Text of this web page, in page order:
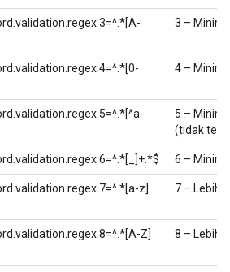
3 –
4 –
5 –
(tidak
6 –
z]
7 – Lebih
Z]
8 – Lebih